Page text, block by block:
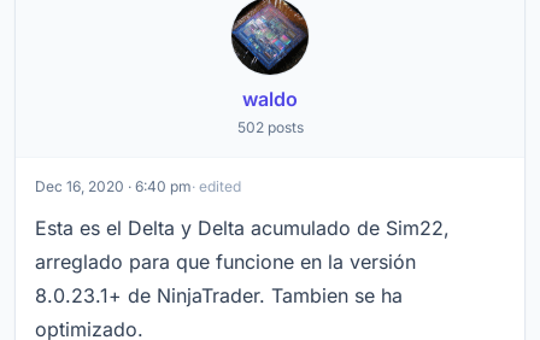
waldo
502 posts
Dec 16, 2020 · 6:40 pm· edited
Esta es el Delta y Delta acumulado de Sim22,
arreglado para que funcione en la versión
8.0.23.1+ de NinjaTrader. Tambien se ha
optimizado.